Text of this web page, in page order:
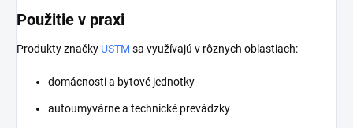
Použitie v praxi
Produkty značky USTM sa využívajú v rôznych oblastiach:
domácnosti a bytové jednotky
autoumyvárne a technické prevádzky